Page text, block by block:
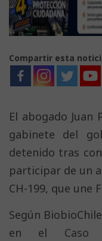
Compartir esta
El abogado Juan
gabinete del
detenido tras
participar de un
CH-199, que une
Según
en el Caso